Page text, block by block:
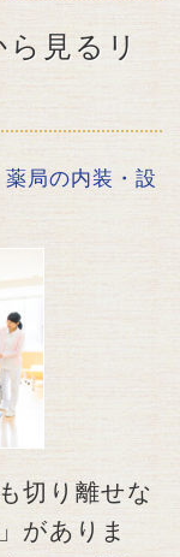
見るリ
局の内装・設
切り離せな
がありま